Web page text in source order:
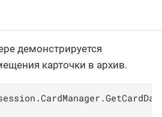
демонстрируется
карточки в архив.